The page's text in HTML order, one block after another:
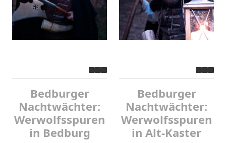
Bedburger
Nachtwächter:
Werwolfsspuren
in Bedburg
Bedburger
Nachtwächter:
Werwolfsspuren
in Alt-Kaster